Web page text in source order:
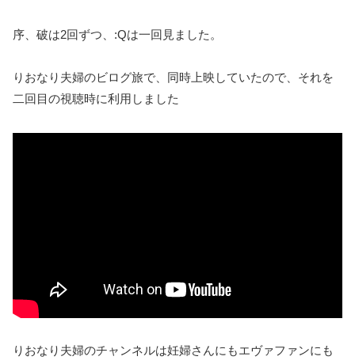
序、破は2回ずつ、:Qは一回見ました。
りおなり夫婦のビログ旅で、同時上映していたので、それを
二回目の視聴時に利用しました
りおなり夫婦のチャンネルは妊婦さんにもエヴァファンにも